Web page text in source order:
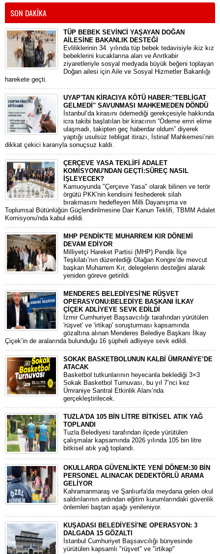
SON DAKİKA
TÜP BEBEK SEVİNCİ YAŞAYAN DOĞAN
AİLESİNE BAKANLIK DESTEĞİ
​Evliliklerinin 34. yılında tüp bebek tedavisiyle ikiz kız
bebeklerini kucaklarına alan ve Anıtkabir
ziyaretleriyle sosyal medyada büyük beğeni toplayan
Doğan ailesi için Aile ve Sosyal Hizmetler Bakanlığı
harekete geçti.
UYAP'TAN KİRACIYA KÖTÜ HABER:''TEBLİGAT
GELMEDİ'' SAVUNMASI MAHKEMEDEN DÖNDÜ
​İstanbul’da kirasını ödemediği gerekçesiyle hakkında
icra takibi başlatılan bir kiracının “Ödeme emri elime
ulaşmadı, takipten geç haberdar oldum” diyerek
yaptığı usulsüz tebligat itirazı, İstinaf Mahkemesi’nin
dikkat çekici kararıyla sonuçsuz kaldı.
ÇERÇEVE YASA TEKLİFİ ADALET
KOMİSYONU'NDAN GEÇTİ:SÜREÇ NASIL
İŞLEYECEK?
​Kamuoyunda "Çerçeve Yasa" olarak bilinen ve terör
örgütü PKK'nin kendisini feshederek silah
bırakmasını hedefleyen Milli Dayanışma ve
Toplumsal Bütünlüğün Güçlendirilmesine Dair Kanun Teklifi, TBMM Adalet
Komisyonu'nda kabul edildi.
MHP PENDİK'TE MUHARREM KIR DÖNEMİ
DEVAM EDİYOR
​Milliyetçi Hareket Partisi (MHP) Pendik İlçe
Teşkilatı’nın düzenlediği Olağan Kongre’de mevcut
başkan Muharrem Kır, delegelerin desteğini alarak
yeniden göreve getirildi.
MENDERES BELEDİYESİ'NE RÜŞVET
OPERASYONU:BELEDİYE BAŞKANI İLKAY
ÇİÇEK ADLİYEYE SEVK EDİLDİ
​İzmir Cumhuriyet Başsavcılığı tarafından yürütülen
'rüşvet' ve 'irtikap' soruşturması kapsamında
gözaltına alınan Menderes Belediye Başkanı İlkay
Çiçek’in de aralarında bulunduğu 16 şüpheli adliyeye sevk edildi.
SOKAK BASKETBOLUNUN KALBİ ÜMRANİYE’DE
ATACAK
Basketbol tutkunlarının heyecanla beklediği 3×3
Sokak Basketbol Turnuvası, bu yıl 7’nci kez
Ümraniye Santral Etkinlik Alanı’nda
gerçekleştirilecek.
TUZLA'DA 105 BİN LİTRE BİTKİSEL ATIK YAĞ
TOPLANDI
Tuzla Belediyesi tarafından ilçede yürütülen
çalışmalar kapsamında 2026 yılında 105 bin litre
bitkisel atık yağ toplandı.
OKULLARDA GÜVENLİKTE YENİ DÖNEM:30 BİN
PERSONEL ALINACAK DEDEKTÖRLÜ ARAMA
GELİYOR
​Kahramanmaraş ve Şanlıurfa'da meydana gelen okul
saldırılarının ardından eğitim kurumlarındaki güvenlik
önlemleri baştan aşağı yenileniyor.
KUŞADASI BELEDİYESİ'NE OPERASYON: 3
DALGADA 15 GÖZALTI
​İstanbul Cumhuriyet Başsavcılığı bünyesinde
yürütülen kapsamlı "rüşvet" ve "irtikap"